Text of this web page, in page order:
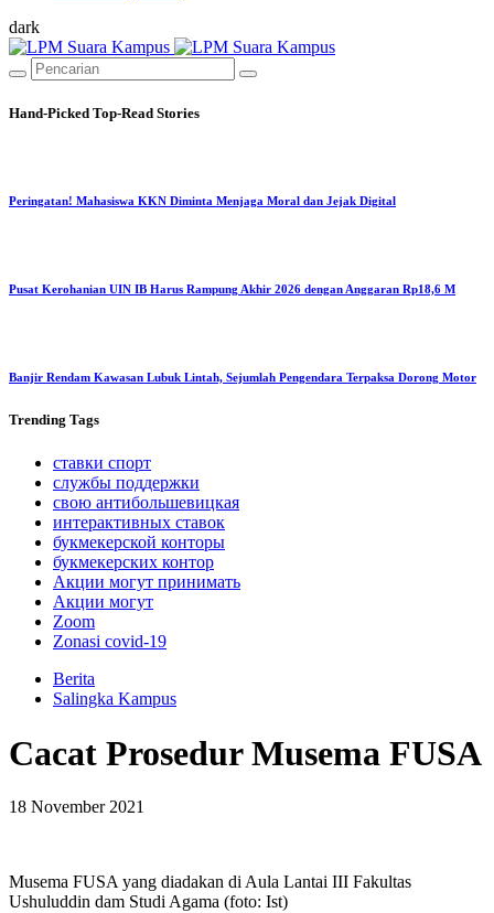
dark
Hand-Picked Top-Read Stories
Peringatan! Mahasiswa KKN Diminta Menjaga Moral dan Jejak Digital
Pusat Kerohanian UIN IB Harus Rampung Akhir 2026 dengan Anggaran Rp18,6 M
Banjir Rendam Kawasan Lubuk Lintah, Sejumlah Pengendara Terpaksa Dorong Motor
Trending Tags
ставки спорт
службы поддержки
свою антибольшевицкая
интерактивных ставок
букмекерской конторы
букмекерских контор
Акции могут принимать
Акции могут
Zoom
Zonasi covid-19
Berita
Salingka Kampus
Cacat Prosedur Musema FUSA
18 November 2021
Musema FUSA yang diadakan di Aula Lantai III Fakultas
Ushuluddin dam Studi Agama (foto: Ist)